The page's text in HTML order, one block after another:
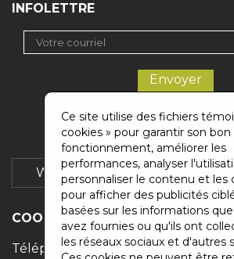
INFOLETTRE
Wikigaz Soumission
COORDONNÉES
Téléphones :514-500-0883 / 418-
Ce site utilise des fichiers
cookies » pour garantir son bon
fonctionnement, améliorer les
performances, analyser
personnaliser le contenu et les
pour afficher des publicités
basées sur les informations
avez fournies ou qu'ils ont
les réseaux sociaux et d'autres